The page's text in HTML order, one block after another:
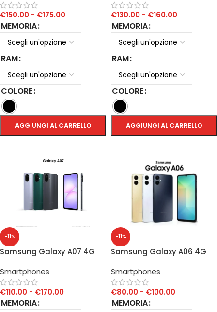
€150.00 - €175.00
MEMORIA
RAM
COLORE
AGGIUNGI AL CARRELLO
€130.00 - €160.00
MEMORIA
RAM
COLORE
AGGIUNGI AL CARRELLO
-11%
Samsung Galaxy A07 4G
Smartphones
€110.00 - €170.00
MEMORIA
-11%
Samsung Galaxy A06 4G
Smartphones
€80.00 - €100.00
MEMORIA